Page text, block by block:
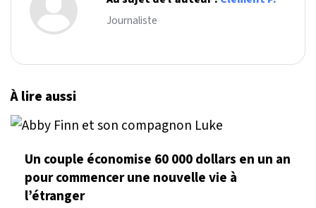
Journaliste
À lire aussi
Un couple économise 60 000 dollars en un an
pour commencer une nouvelle vie à
l’étranger